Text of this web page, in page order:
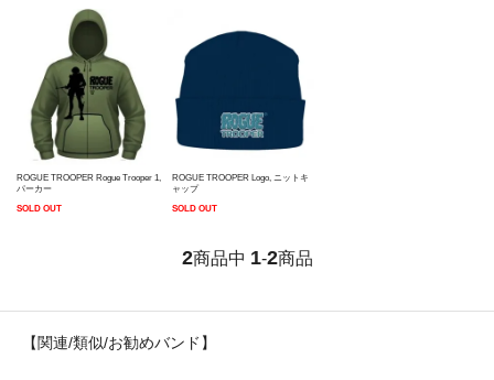
ROGUE TROOPER Rogue Trooper 1,
パーカー
SOLD OUT
ROGUE TROOPER Logo, ニットキ
ャップ
SOLD OUT
2商品中 1-2商品
【関連/類似/お勧めバンド】